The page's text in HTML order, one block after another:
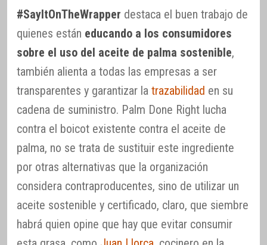
#SayItOnTheWrapper destaca el buen trabajo de
quienes están educando a los consumidores
sobre el uso del aceite de palma sostenible,
también alienta a todas las empresas a ser
transparentes y garantizar la trazabilidad en su
cadena de suministro. Palm Done Right lucha
contra el boicot existente contra el aceite de
palma, no se trata de sustituir este ingrediente
por otras alternativas que la organización
considera contraproducentes, sino de utilizar un
aceite sostenible y certificado, claro, que siembre
habrá quien opine que hay que evitar consumir